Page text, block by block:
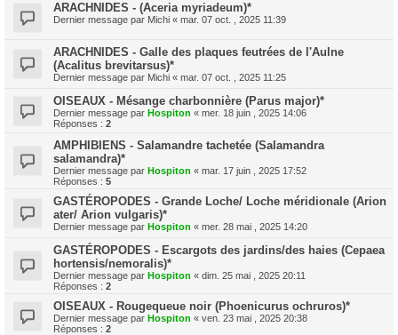
ARACHNIDES - (Aceria myriadeum)*
Dernier message par Michi « mar. 07 oct. , 2025 11:39
ARACHNIDES - Galle des plaques feutrées de l'Aulne
(Acalitus brevitarsus)*
Dernier message par Michi « mar. 07 oct. , 2025 11:25
OISEAUX - Mésange charbonnière (Parus major)*
Dernier message par Hospiton « mer. 18 juin , 2025 14:06
Réponses : 2
AMPHIBIENS - Salamandre tachetée (Salamandra
salamandra)*
Dernier message par Hospiton « mar. 17 juin , 2025 17:52
Réponses : 5
GASTÉROPODES - Grande Loche/ Loche méridionale (Arion
ater/ Arion vulgaris)*
Dernier message par Hospiton « mer. 28 mai , 2025 14:20
GASTÉROPODES - Escargots des jardins/des haies (Cepaea
hortensis/nemoralis)*
Dernier message par Hospiton « dim. 25 mai , 2025 20:11
Réponses : 2
OISEAUX - Rougequeue noir (Phoenicurus ochruros)*
Dernier message par Hospiton « ven. 23 mai , 2025 20:38
Réponses : 2